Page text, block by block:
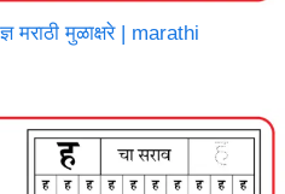
मराठी मुळाक्षरे | marathi